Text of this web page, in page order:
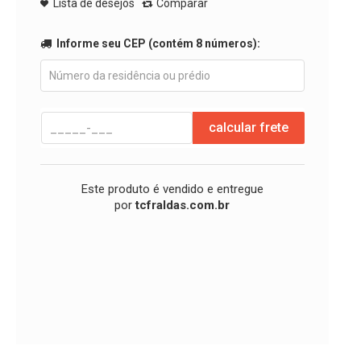
Lista de desejos Comparar
Informe seu CEP (contém 8 números):
calcular frete
Este produto é vendido e entregue
portcfraldas.com.br